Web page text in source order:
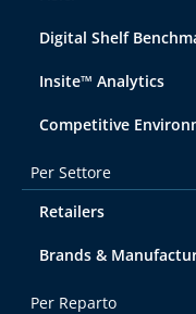
Digital Shelf
Insite™ Analytics
Competitive
Per Settore
Retailers
Brands &
Per Reparto